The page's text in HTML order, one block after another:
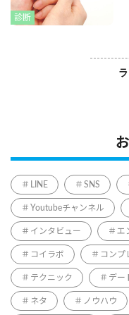
診断
LINE SNS
Youtubeチャンネル
インタビュー エ
コイラボ コンプ
テクニック デー
ネタ ノウハウ